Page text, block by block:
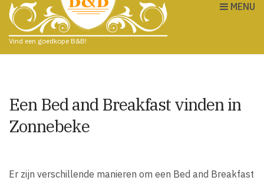
Vind een goedkope B&B!
MENU
Een Bed and Breakfast vinden in
Zonnebeke
Er zijn verschillende manieren om een Bed and Breakfast